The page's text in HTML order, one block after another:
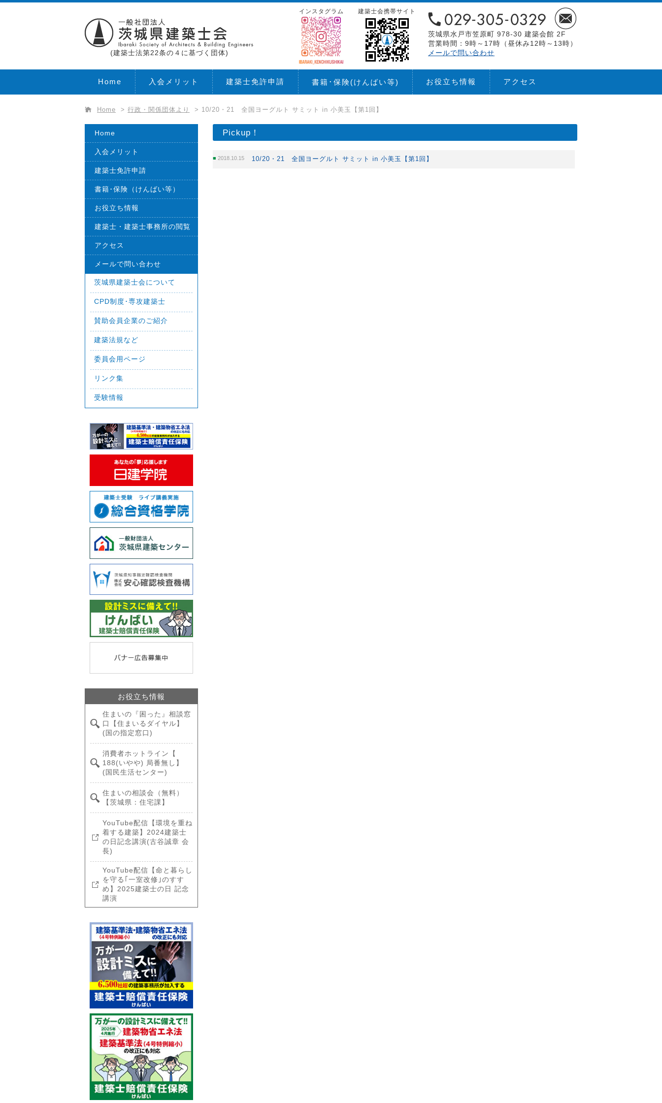
(建築士法第22条の４に基づく団体)
茨城県水戸市笠原町 978-30 建築会館 2F
営業時間：9時～17時（昼休み12時～13時）
メールで問い合わせ
建築士会携帯サイト
インスタグラム
Home 入会メリット 建築士免許申請 書籍･保険(けんばい等) お役立ち情報 アクセス
Home > 行政・関係団体より > 10/20・21 全国ヨーグルト サミット in 小美玉【第1回】
Pickup！
2018.10.15 10/20・21 全国ヨーグルト サミット in 小美玉【第1回】
Home
入会メリット
建築士免許申請
書籍･保険（けんばい等）
お役立ち情報
建築士・建築士事務所の閲覧
アクセス
メールで問い合わせ
茨城県建築士会について
CPD制度･専攻建築士
賛助会員企業のご紹介
建築法規など
委員会用ページ
リンク集
受験情報
お役立ち情報
住まいの『困った』相談窓
口【住まいるダイヤル】
(国の指定窓口)
消費者ホットライン【
188(いやや) 局番無し】
(国民生活センター)
住まいの相談会（無料）
【茨城県：住宅課】
YouTube配信【環境を重ね
着する建築】2024建築士
の日記念講演(古谷誠章 会
長)
YouTube配信【命と暮らし
を守る｢一室改修｣のすす
め】2025建築士の日 記念
講演